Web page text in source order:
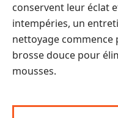
conservent leur éclat
intempéries, un
nettoyage commence
brosse douce pour
mousses.